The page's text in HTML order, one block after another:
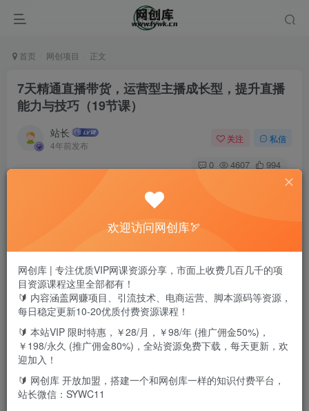
首页 网创项目 正文
7天精通直播带货，运营型主播成长型，提升直播
能力与技巧（19节课）
站长
4年前发布
关注 私信
0 4607 994
致力于个人管理，教育培训，全力扶持素人主播，帮助学员
快速掌握直播带货方法，提升企业老板及创业个人的直播能
力与技巧。
欢迎访问网创库🏹
网创库 | 专注优质VIP网课资源分享，市面上收费几百几千的项
目资源课程这里全部都有！
🔰 内容涵盖网赚项目、引流技术、电商运营、脚本源码等资源，
每日稳定更新10-20优质付费资源课程！
🔰 本站VIP 限时特惠，￥28/月，￥98/年 (推广佣金50%)，
￥198/永久 (推广佣金80%)，全站资源免费下载，每天更新，欢
迎加入！
🔰 网创库 开放加盟，搭建一个和网创库一样的知识付费平台，
站长微信：SYWC11